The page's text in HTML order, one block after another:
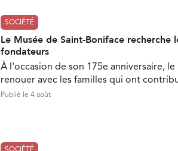
SOCIÉTÉ
Le Musée de Saint-Boniface recherche
fondateurs
À l'occasion de son 175e anniversaire,
renouer avec les familles qui ont
Publié le 4 août